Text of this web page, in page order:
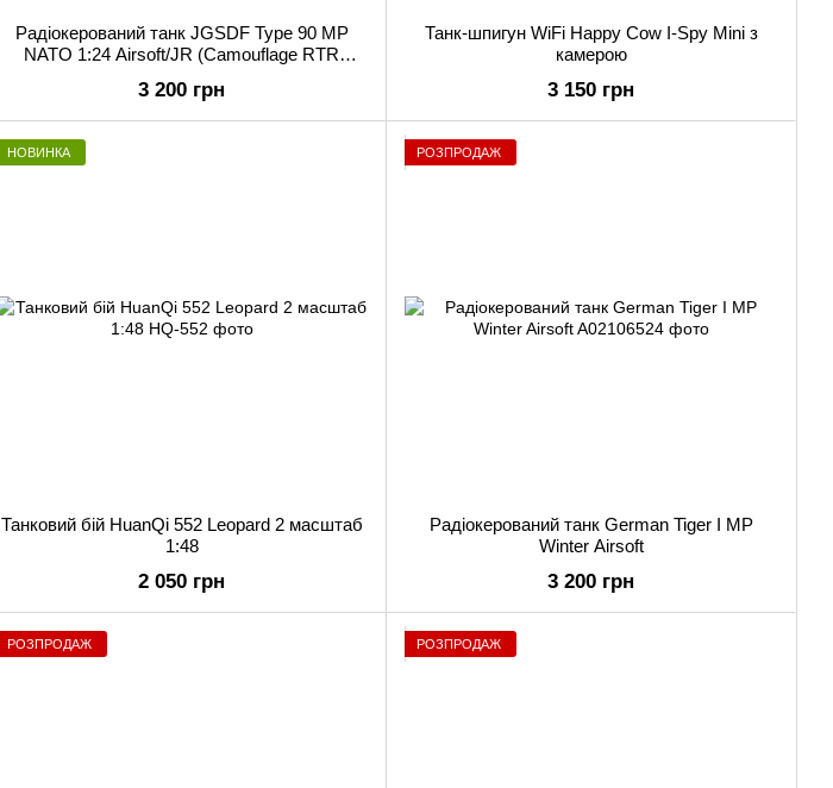
Радіокерований танк JGSDF Type 90 MP
NATO 1:24 Airsoft/JR (Camouflage RTR
3 200 грн
Танк-шпигун WiFi Happy Cow I-Spy Mini з
камерою
3 150 грн
НОВИНКА
Танковий бій HuanQi 552 Leopard 2 масштаб
1:48
2 050 грн
РОЗПРОДАЖ
Радіокерований танк German Tiger I MP
Winter Airsoft
3 200 грн
РОЗПРОДАЖ РОЗПРОДАЖ